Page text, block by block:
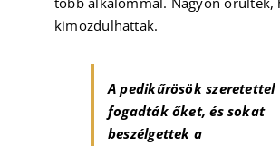
kimozdulhattak.
A pedikűrösök szeretettel
fogadták őket, és sokat
beszélgettek a